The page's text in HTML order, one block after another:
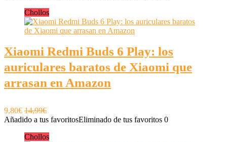
Chollos
Xiaomi Redmi Buds 6 Play: los
auriculares baratos de Xiaomi que
arrasan en Amazon
9,80€ 14,99€
Añadido a tus favoritosEliminado de tus favoritos 0
Chollos